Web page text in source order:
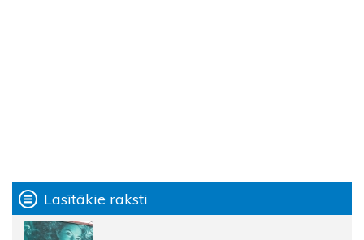
Lasītākie raksti